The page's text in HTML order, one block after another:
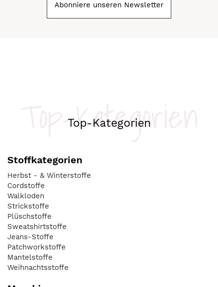
Abonniere unseren Newsletter
Top-Kategorien
Top-Kategorien
Stoffkategorien
Herbst - & Winterstoffe
Cordstoffe
Walkloden
Strickstoffe
Plüschstoffe
Sweatshirtstoffe
Jeans-Stoffe
Patchworkstoffe
Mantelstoffe
Weihnachtsstoffe